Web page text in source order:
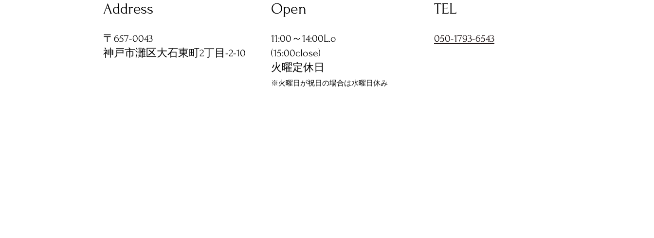
Address
〒657-0043
神戸市灘区大石東町2丁目-2-10
Open TEL
11:00～14:00L.o
(15:00close)
火曜定休日
※火曜日が祝日の場合は水曜日休み
050-1793-6543